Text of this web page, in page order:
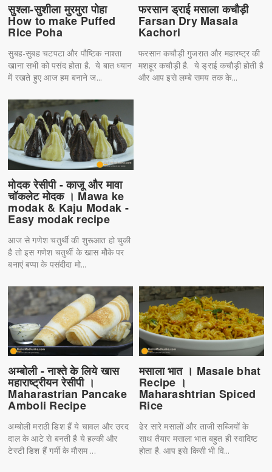
फरसान ड्राई मसाला कचौड़ी
Farsan Dry Masala
Kachori
फरसान कचौड़ी गुजरात और महारष्ट्र की
मशहूर कचौड़ी है. ये ड्राई कचौड़ी होती है
और आप इसे लम्बे समय तक के...
सुश्ला-सुशीला मुरमुरा पोहा
How to make Puffed
Rice Poha
सुबह-सुबह चटपटा और पौष्टिक नाश्ता
खाना सभी को पसंद होता है. ये बात ध्यान
में रखते हुए आज हम बनाने ज...
मोदक रेसीपी - काजू और मावा
चॉकलेट मोदक । Mawa ke
modak & Kaju Modak -
Easy modak recipe
आज से गणेश चतुर्थी की शुरूआत हो चुकी
है तो इस गणेश चतुर्थी के खास मोैके पर
बनाएं बप्पा के पसंदीदा मो...
अम्बोली - नाश्ते के लिये खास
महाराष्ट्रीयन रेसीपी ।
Maharastrian Pancake
Amboli Recipe
अम्बोली मराठी डिश हैं ये चावल और उरद
दाल के आटे से बनती है ये हल्की और
टेस्टी डिश हैं गर्मी के मौसम ...
मसाला भात । Masale bhat
Recipe ।
Maharashtrian Spiced
Rice
ढेर सारे मसालों और ताजी सब्जियों के
साथ तैयार मसाला भात बहुत ही स्वादिष्ट
होता है. आप इसे किसी भी वि...